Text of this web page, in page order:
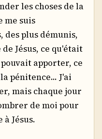
les choses de la
me suis
des plus démunis,
Jésus, ce qu'était
apporter, ce
pénitence... J'ai
mais chaque jour
de moi pour
Jésus.